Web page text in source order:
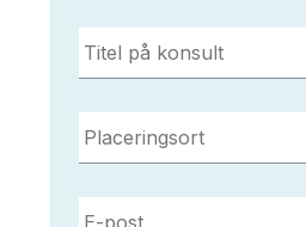
Titel
på
konsult *
Placeringsort *
E-
post *